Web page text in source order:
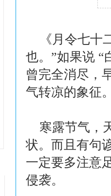
《月令七十
也。”如果说 “
曾完全消尽，
气转凉的象征
寒露节气，
状。而且有句
一定要多注意
侵袭。